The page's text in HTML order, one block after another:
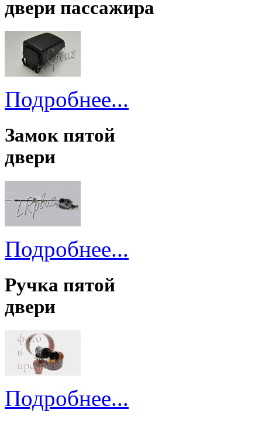
двери пассажира
Подробнее...
Замок пятой
двери
Подробнее...
Ручка пятой
двери
Подробнее...